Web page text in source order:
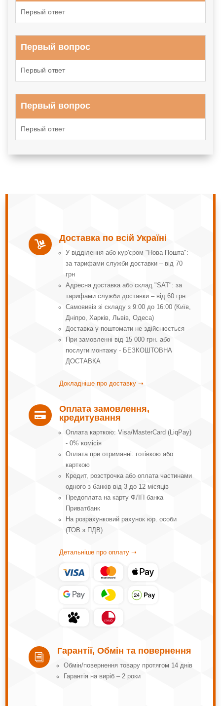
Первый ответ
Первый вопрос
Первый ответ
Первый вопрос
Первый ответ

Доставка по всій Україні
У відділення або кур'єром "Нова Пошта":
за тарифами служби доставки – від 70
грн
Адресна доставка або склад "SAT": за
тарифами служби доставки – від 60 грн
Самовивіз зі складу з 9:00 до 16:00 (Київ,
Дніпро, Харків, Львів, Одеса)
Доставка у поштомати не здійснюється
При замовленні від 15 000 грн. або
послуги монтажу - БЕЗКОШТОВНА
ДОСТАВКА
Докладніше про доставку ➝

Оплата замовлення,
кредитування
Оплата карткою: Visa/MasterCard (LiqPay)
- 0% комісія
Оплата при отриманні: готівкою або
карткою
Кредит, розстрочка або оплата частинами
одного з банків від 3 до 12 місяців
Предоплата на карту ФЛП банка
Приватбанк
На розрахунковий рахунок юр. особи
(ТОВ з ПДВ)
Детальніше про оплату ➝
i
Гарантії, Обмін та повернення
Обмін/повернення товару протягом 14 днів
Гарантія на виріб – 2 роки